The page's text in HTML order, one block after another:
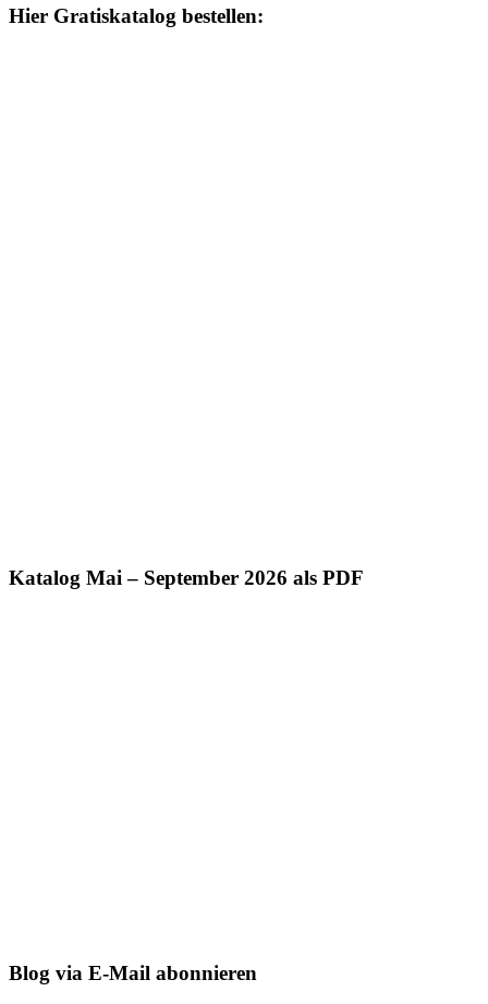
Hier Gratiskatalog bestellen:
Katalog Mai – September 2026 als PDF
Blog via E-Mail abonnieren